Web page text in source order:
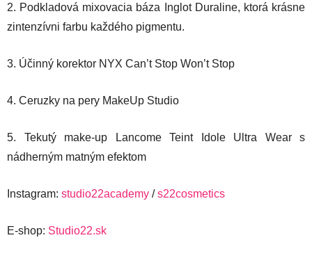
2. Podkladová mixovacia báza Inglot Duraline, ktorá krásne
zintenzívni farbu každého pigmentu.
3. Účinný korektor NYX Can’t Stop Won’t Stop
4. Ceruzky na pery MakeUp Studio
5. Tekutý make-up Lancome Teint Idole Ultra Wear s
nádherným matným efektom
Instagram: studio22academy /s22cosmetics
E-shop: Studio22.sk